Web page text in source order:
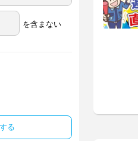
を含まない
る